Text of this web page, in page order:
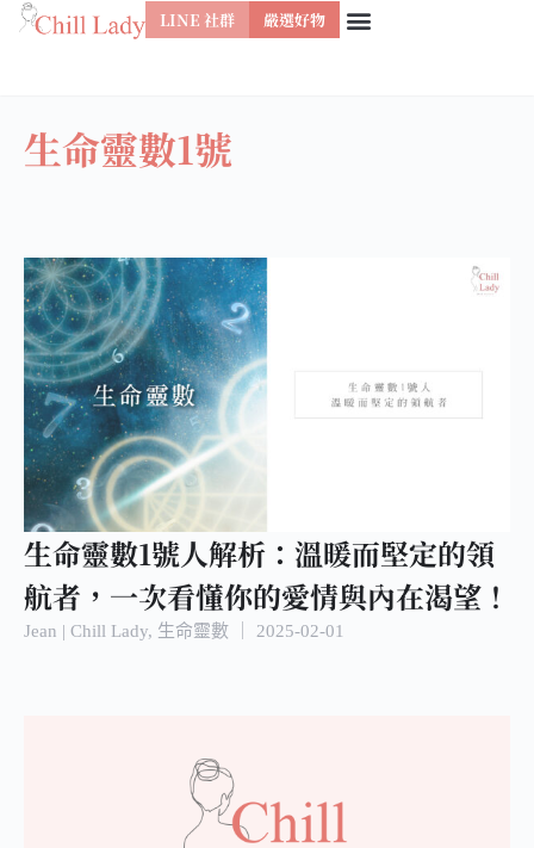
跳
要
LINE 社群 嚴選好物
生命靈數1號
生命靈數1號人解析：溫暖而堅定的領
航者，一次看懂你的愛情與內在渴望！
Jean | Chill Lady, 生命靈數 2025-02-01